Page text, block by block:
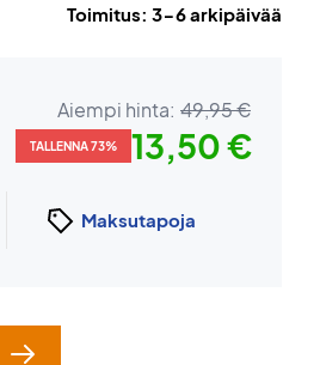
Toimitus: 3-6 arkipäivää
Aiempi hinta: 49,95 €
TALLENNA 73% 13,50 €
Maksutapoja